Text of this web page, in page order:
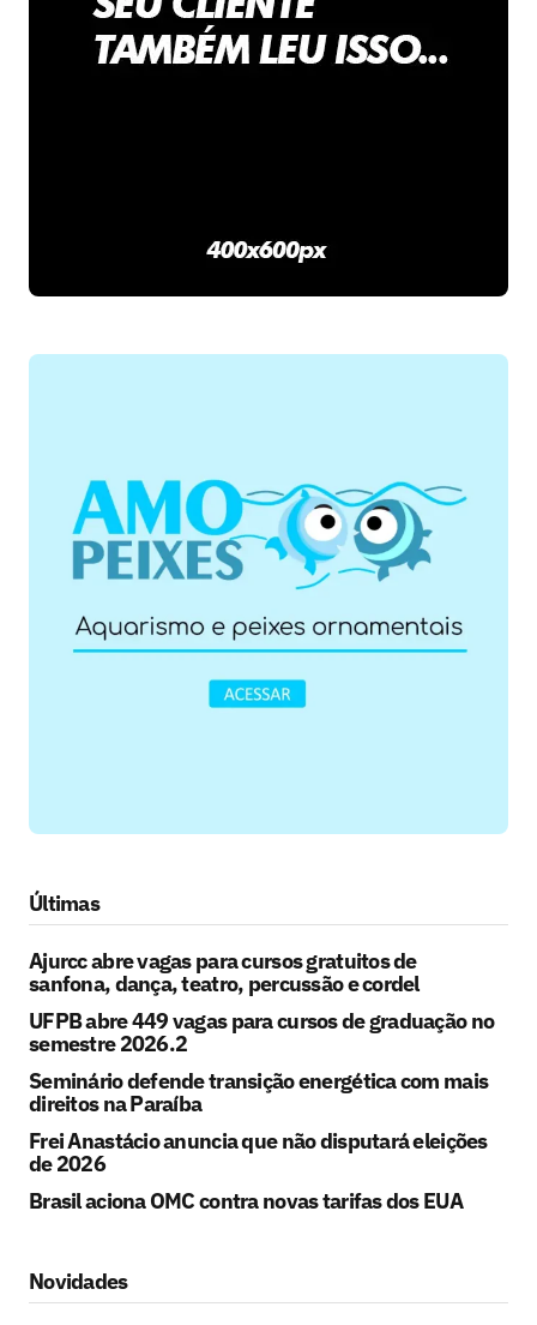
Últimas
Ajurcc abre vagas para cursos gratuitos de
sanfona, dança, teatro, percussão e cordel
UFPB abre 449 vagas para cursos de graduação no
semestre 2026.2
Seminário defende transição energética com mais
direitos na Paraíba
Frei Anastácio anuncia que não disputará eleições
de 2026
Brasil aciona OMC contra novas tarifas dos EUA
Novidades